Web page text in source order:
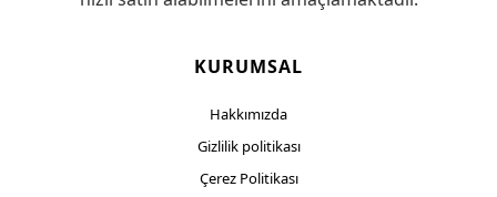
KURUMSAL
Hakkımızda
Gizlilik politikası
Çerez Politikası